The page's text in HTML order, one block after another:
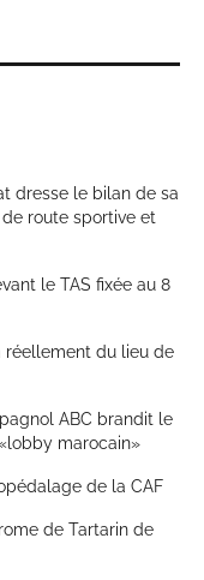
dresse le bilan de sa
route sportive et
le TAS fixée au 8
réellement du lieu de
ABC brandit le
marocain»
de la CAF
de Tartarin de